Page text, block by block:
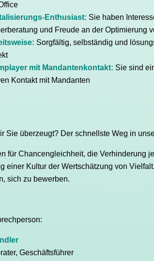
Enthusiast: Sie haben
und Freude an der Optimierung
Sorgfältig, selbständig und
mit Mandantenkontakt: Sie sind
Kontakt mit Mandanten
Sie überzeugt? Der schnellste Weg in
für Chancengleichheit, die Verhinderung
einer Kultur der Wertschätzung von
sich zu bewerben.
Geschäftsführer